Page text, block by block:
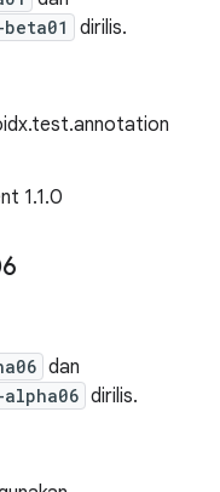
dirilis.
1.1.0
dan
dirilis.